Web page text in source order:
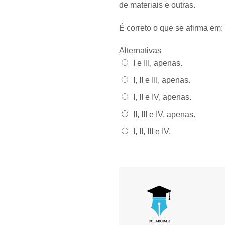
de materiais e outras.
É correto o que se afirma em:
Alternativas
Alternativa 1:
I e III, apenas.
Alternativa 2:
I, II e III, apenas.
Alternativa 3:
I, II e IV, apenas.
Alternativa 4:
II, III e IV, apenas.
Alternativa 5:
I, II, III e IV.